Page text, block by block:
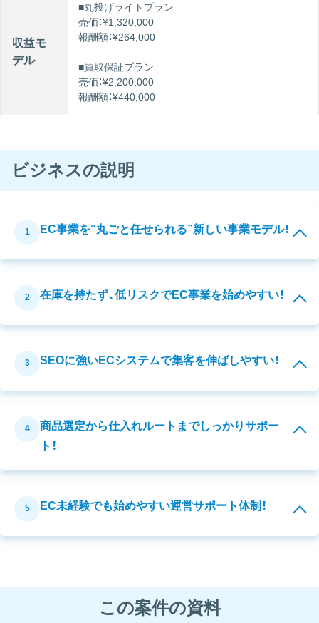
収益モ
デル
■丸投げライトプラン
売価：¥1,320,000
報酬額：¥264,000
■買取保証プラン
売価：¥2,200,000
報酬額：¥440,000
ビジネスの説明
1 EC事業を“丸ごと任せられる”新しい事業モデル！
2 在庫を持たず、低リスクでEC事業を始めやすい！
3 SEOに強いECシステムで集客を伸ばしやすい！
4
商品選定から仕入れルートまでしっかりサポー
ト！
5 EC未経験でも始めやすい運営サポート体制！
この案件の資料